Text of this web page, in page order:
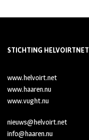
STICHTING HELVOIRTNET
www.helvoirt.net
www.haaren.nu
www.vught.nu
nieuws@helvoirt.net
info@haaren.nu